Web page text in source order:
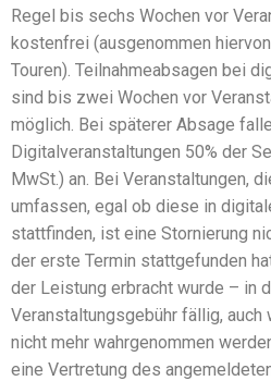
Regel bis sechs Wochen vor
kostenfrei (ausgenommen
Touren). Teilnahmeabsagen bei
sind bis zwei Wochen vor
möglich. Bei späterer Absage
Digitalveranstaltungen 50% der
MwSt.) an. Bei Veranstaltungen,
umfassen, egal ob diese in
stattfinden, ist eine Stornierung
der erste Termin stattgefunden
der Leistung erbracht wurde – in
Veranstaltungsgebühr fällig, auch
nicht mehr wahrgenommen
eine Vertretung des